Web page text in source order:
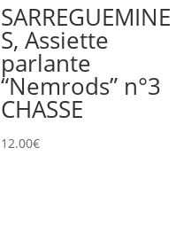
SARREGUEMINE
S, Assiette
parlante
“Nemrods” n°3
CHASSE
12.00€